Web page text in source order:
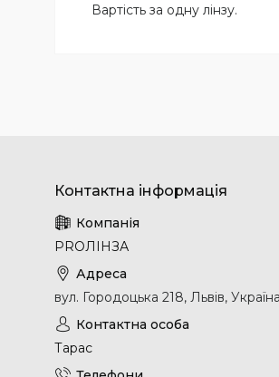
Вартість за одну лінзу.
PROЛІНЗА
вул. Городоцька 218, Львів, Україна
Тарас